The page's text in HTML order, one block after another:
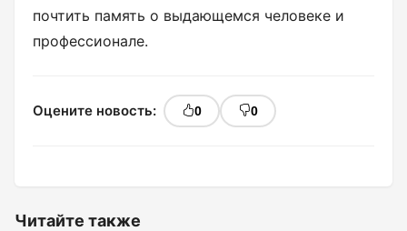
почтить память о выдающемся человеке и
профессионале.
Оцените новость: 0 0
Читайте также